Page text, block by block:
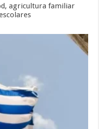
agricultura familiar